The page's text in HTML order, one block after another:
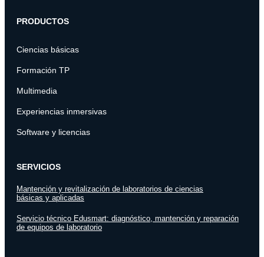
PRODUCTOS
Ciencias básicas
Formación TP
Multimedia
Experiencias inmersivas
Software y licencias
SERVICIOS
Mantención y revitalización de laboratorios de ciencias
básicas y aplicadas
Servicio técnico Edusmart: diagnóstico, mantención y reparación
de equipos de laboratorio